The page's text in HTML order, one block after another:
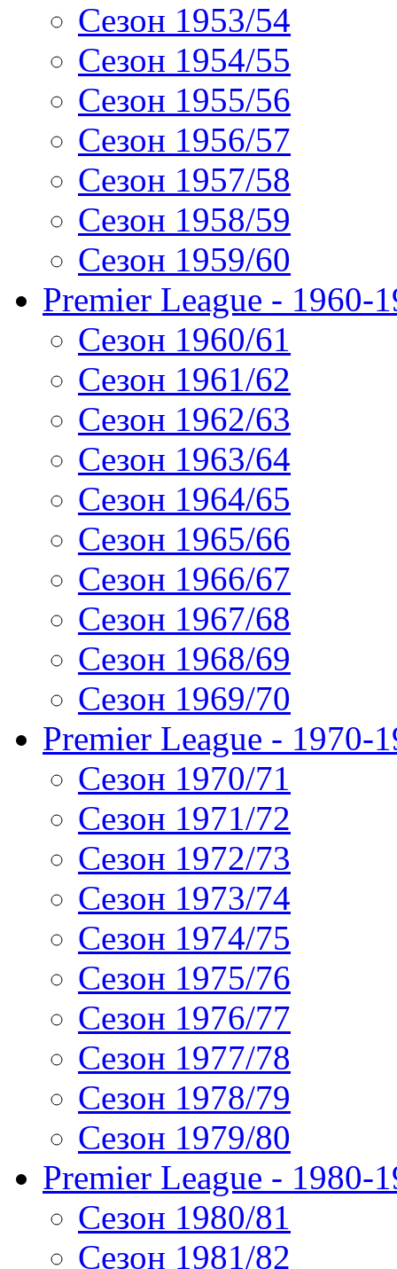
Сезон 1953/54
Сезон 1954/55
Сезон 1955/56
Сезон 1956/57
Сезон 1957/58
Сезон 1958/59
Сезон 1959/60
Premier League - 1960-
Сезон 1960/61
Сезон 1961/62
Сезон 1962/63
Сезон 1963/64
Сезон 1964/65
Сезон 1965/66
Сезон 1966/67
Сезон 1967/68
Сезон 1968/69
Сезон 1969/70
Premier League - 1970-
Сезон 1970/71
Сезон 1971/72
Сезон 1972/73
Сезон 1973/74
Сезон 1974/75
Сезон 1975/76
Сезон 1976/77
Сезон 1977/78
Сезон 1978/79
Сезон 1979/80
Premier League - 1980-
Сезон 1980/81
Сезон 1981/82